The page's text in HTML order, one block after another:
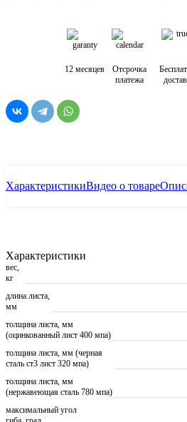
12 месяцев
Отсрочка
платежа
ХарактеристикиВидео о товаре
Характеристики
вес,
кг
длина листа,
мм
толщина листа, мм
(оцинкованный лист 400 мпа)
толщина листа, мм (черная
сталь ст3 лист 320 мпа)
толщина листа, мм
(нержавеющая сталь 780 мпа)
максимальный угол